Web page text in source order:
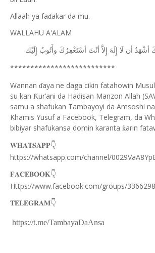
Allaah ya faɗakar da mu.
WALLAHU A'ALAM
ﺃﺷْﻬَﺪُ ﺃﻥ ﻟَﺎ ﺇِﻟَﻪَ ﺇِﻻَّ ﺃﻧْﺖَ ﺃﺳْﺘَﻐْﻔِﺮُﻙَ ﻭﺃَﺗُﻮﺏُ ﺇِﻟَﻴْﻚ
**************************
Wannan ɗaya ne daga cikin fatahowin
su kan Ƙur’ani da Hadisan Manzon Allah
samu a shafukan Tambayoyi da Amsoshi
Khamis Yusuf a Facebook, Telegram, da
bibiyar shafukansa domin karanta ƙarin
𝐖𝐇𝐀𝐓𝐒𝐀𝐏𝐏👇
https://whatsapp.com/channel/
𝐅𝐀𝐂𝐄𝐁𝐎𝐎𝐊👇
Https://www.facebook.com/groups/
𝐓𝐄𝐋𝐄𝐆𝐑𝐀𝐌👇
https://t.me/TambayaDaAnsa